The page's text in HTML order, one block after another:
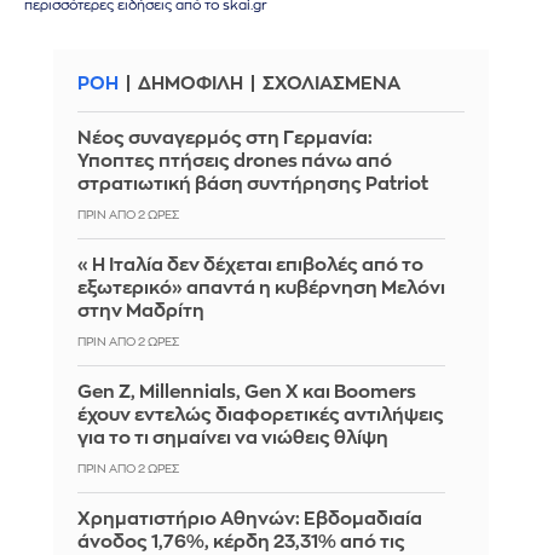
περισσότερες ειδήσεις από το skai.gr
ΡΟΗ ΔΗΜΟΦΙΛΗ ΣΧΟΛΙΑΣΜΕΝΑ
Νέος συναγερμός στη Γερμανία:
Ύποπτες πτήσεις drones πάνω από
στρατιωτική βάση συντήρησης Patriot
ΠΡΙΝ ΑΠΌ 2 ΏΡΕΣ
«Η Ιταλία δεν δέχεται επιβολές από το
εξωτερικό» απαντά η κυβέρνηση Μελόνι
στην Μαδρίτη
ΠΡΙΝ ΑΠΌ 2 ΏΡΕΣ
Gen Z, Millennials, Gen X και Boomers
έχουν εντελώς διαφορετικές αντιλήψεις
για το τι σημαίνει να νιώθεις θλίψη
ΠΡΙΝ ΑΠΌ 2 ΏΡΕΣ
Χρηματιστήριο Αθηνών: Εβδομαδιαία
άνοδος 1,76%, κέρδη 23,31% από τις